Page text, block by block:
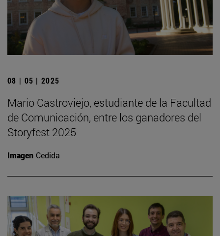
08 | 05 | 2025
Mario Castroviejo, estudiante de la Facultad
de Comunicación, entre los ganadores del
Storyfest 2025
Imagen Cedida